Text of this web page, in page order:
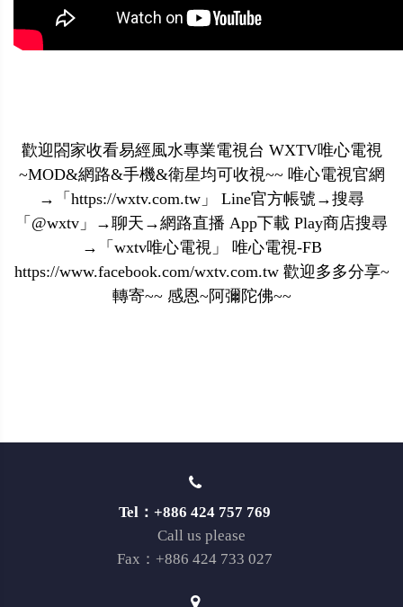
歡迎閤家收看易經風水專業電視台 WXTV唯心電視
~MOD&網路&手機&衛星均可收視~~ 唯心電視官網
→「https://wxtv.com.tw」 Line官方帳號→搜尋
「@wxtv」→聊天→網路直播 App下載 Play商店搜尋
→「wxtv唯心電視」 唯心電視-FB
https://www.facebook.com/wxtv.com.tw 歡迎多多分享~
轉寄~~ 感恩~阿彌陀佛~~
Tel：+886 424 757 769
Call us please
Fax：+886 424 733 027